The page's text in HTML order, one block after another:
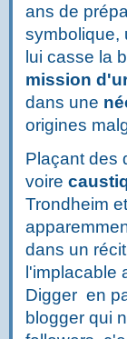
ans de
symbolique,
lui casse la
mission
dans une
origines
Plaçant des
voire
Trondheim
dans un récit
l'implacable
Digger en
blogger qui